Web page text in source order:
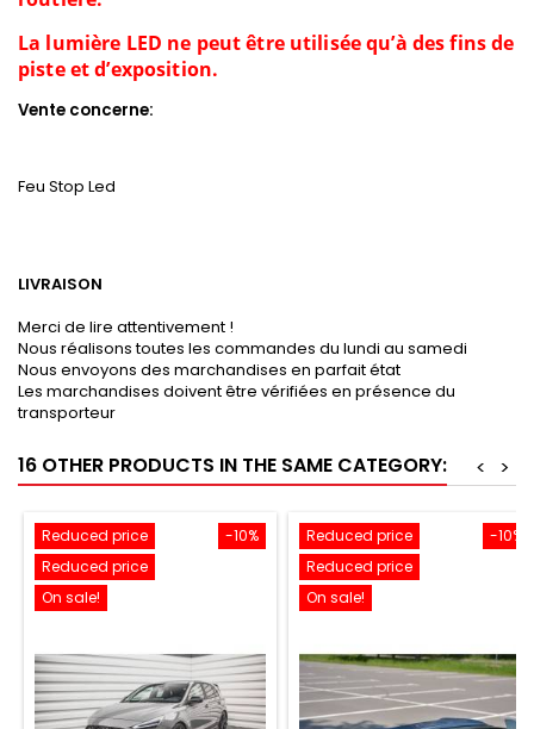
La lumière LED ne peut être utilisée qu’à des fins de
piste et d’exposition.
Vente concerne:
Feu Stop Led
LIVRAISON
Merci de lire attentivement !
Nous réalisons toutes les commandes du lundi au samedi
Nous envoyons des marchandises en parfait état
Les marchandises doivent être vérifiées en présence du
transporteur
16 OTHER PRODUCTS IN THE SAME CATEGORY: >
<
-10%
Reduced price
Reduced price
On sale!
-10%
Reduced price
Reduced price
On sale!